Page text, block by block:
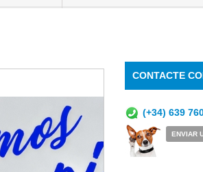
CONTACTE
(+34) 639
ENVIAR